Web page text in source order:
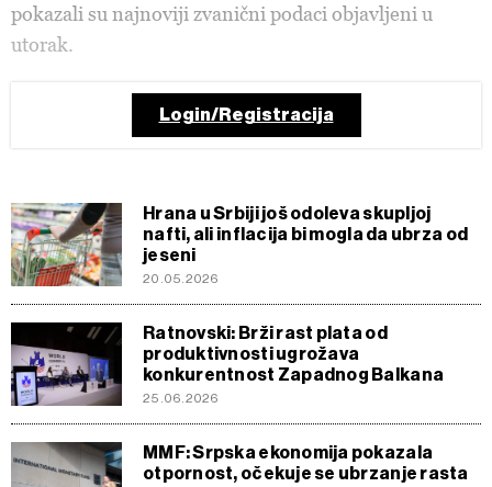
pokazali su najnoviji zvanični podaci objavljeni u
utorak.
Login/Registracija
Hrana u Srbiji još odoleva skupljoj
nafti, ali inflacija bi mogla da ubrza od
jeseni
20.05.2026
Ratnovski: Brži rast plata od
produktivnosti ugrožava
konkurentnost Zapadnog Balkana
25.06.2026
MMF: Srpska ekonomija pokazala
otpornost, očekuje se ubrzanje rasta